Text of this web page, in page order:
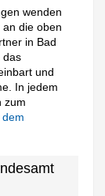
wenden
an die oben
in Bad
das
und
In jedem
zum